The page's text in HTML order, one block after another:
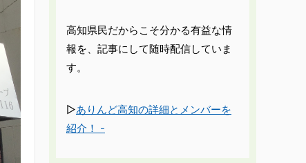
高知県民だからこそ分かる有益な情
報を、記事にして随時配信していま
す。
▷ありんど高知の詳細とメンバーを
紹介！ -